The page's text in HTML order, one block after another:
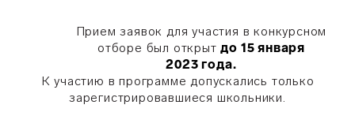
Прием заявок для участия в конкурсном
отборе был открытдо 15 января
2023 года.
К участию в программе допускались только
зарегистрировавшиеся школьники.